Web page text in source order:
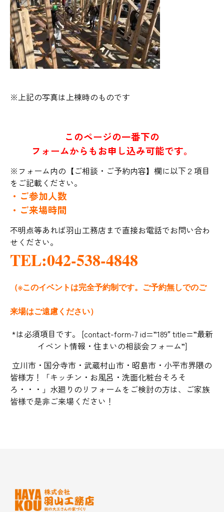
※上記の写真は上棟時のものです
このページの一番下の
フォームからもお申し込み可能です。
※フォーム内の【ご相談・ご予約内容】欄に以下２項目
をご記載ください。
・ご参加人数
・ご来場時間
不明点等あれば羽山工務店まで直接お電話でお問い合わ
せください。
TEL:042-538-4848
（※このイベントは完全予約制です。ご予約無しでのご
来場はご遠慮ください）
*は必須項目です。 [contact-form-7 id=”189″ title=”最新
イベント情報・住まいの相談会フォーム”]
立川市・国分寺市・武蔵村山市・昭島市・小平市界隈の
皆様方！「キッチン・お風呂・洗面化粧台そろそ
ろ・・・」水廻りのリフォームをご検討の方は、ご家族
皆様で是非ご来場ください！